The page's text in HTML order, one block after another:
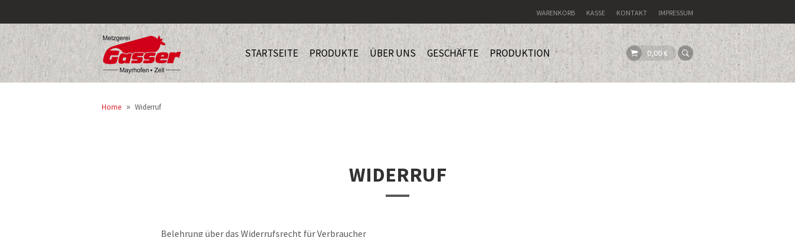
WARENKORB KASSE KONTAKT IMPRESSUM
STARTSEITE PRODUKTE ÜBER UNS GESCHÄFTE PRODUKTION 0,00€
Home » Widerruf
WIDERRUF
Belehrung über das Widerrufsrecht für Verbraucher